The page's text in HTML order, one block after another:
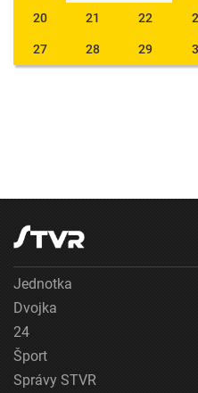
20 21 22
27 28 29
Jednotka
Dvojka
24
Šport
Správy STVR